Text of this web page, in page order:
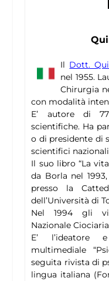
Il Dott.
nel 1955.
Chirurgia
con modalità
E’ autore di
scientifiche. Ha
o di presidente di
scientifici
Il suo libro “La
da Borla nel
presso la
dell’Università di
Nel 1994 gli
Nazionale
E’ l’ideatore
multimediale
seguita rivista di
lingua italiana